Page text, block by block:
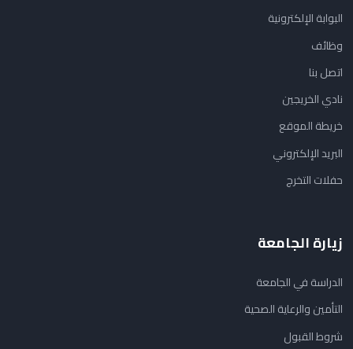
البوابة الإلكترونية
وظائف
اتصل بنا
نادي الخريجين
خريطة الموقع
البريد الإلكتروني
حفلات التخرج
زيارة الجامعة
الدراسة في الجامعة
التأمين والرعاية الصحية
شروط القبول